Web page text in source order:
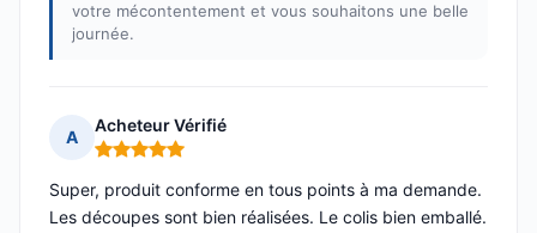
votre mécontentement et vous souhaitons une belle
journée.
A
Acheteur Vérifié
Note : 5 sur 5
Super, produit conforme en tous points à ma demande.
Les découpes sont bien réalisées. Le colis bien emballé.